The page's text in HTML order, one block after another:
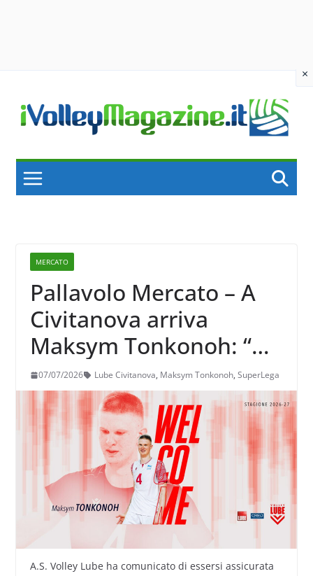
×
content
MERCATO
Pallavolo Mercato – A
Civitanova arriva
Maksym Tonkonoh: “Mi
aspetto di proseguire
con decisione il
percorso di crescita
cominciato a Fano”
07/07/2026 Lube Civitanova, Maksym Tonkonoh, SuperLega
A.S. Volley Lube ha comunicato di essersi assicurata